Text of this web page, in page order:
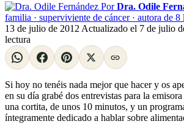
Por Dra. Odile
familia · superviviente de cáncer · autora de 8
13 de julio de 2012 Actualizado el 7 de julio
lectura
Si hoy no tenéis nada mejor que hacer y os
en su día grabé dos entrevistas para la
una cortita, de unos 10 minutos, y un
íntegramente dedicado a hablar sobre